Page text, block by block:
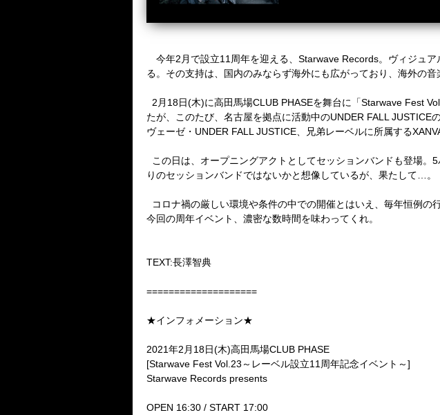
今年2 月で設立11 周年を迎える、 Starwave Records。ヴィジュ
る。その支持は、国内のみならず海外にも広がっており、海外の
2 月 18日(木)に高田馬場CLUB PHASEを舞台に「Starwave Fest
たが、このたび、名古屋を拠点に活動中のUNDER FALL JUSTICE
ヴェーゼ・ UNDER FALL JUSTICE 、兄弟レーベルに所属する
この日は、オープニングアクトとしてセッションバンドも登場。 5
りのセッションバンドではないかと想像しているが、果たして
。
コロナ禍の厳しい環境や条件の中での開催とはいえ、毎年恒例
今回の周年イベント、濃密な数時間を味わってくれ。
TEXT:長澤智典
====================
★インフォメーション★
2021年2 月 18日(木)高田馬場CLUB PHASE
[Starwave Fest Vol.23 ～レーベル設立11 周年記念イベント～]
Starwave Records presents
OPEN 16:30 / START 17:00